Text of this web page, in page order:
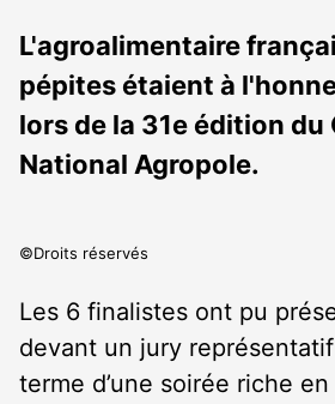
abonnés
L'agroalimentaire
pépites étaient à
lors de la 31e édition
National Agropole.
©Droits réservés
Les 6 finalistes ont pu
devant un jury
terme d’une soirée riche